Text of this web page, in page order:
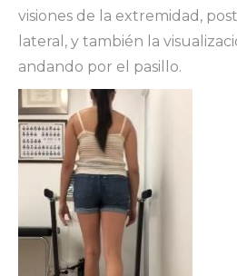
visiones de la extremidad,
lateral, y también la
andando por el pasillo.